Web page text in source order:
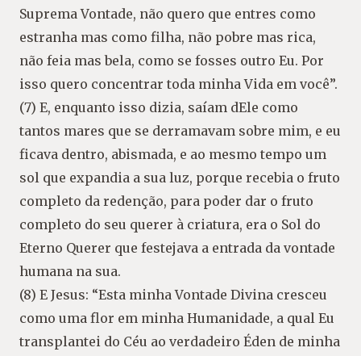
Suprema Vontade, não quero que entres como
estranha mas como filha, não pobre mas rica,
não feia mas bela, como se fosses outro Eu. Por
isso quero concentrar toda minha Vida em você”.
(7) E, enquanto isso dizia, saíam dEle como
tantos mares que se derramavam sobre mim, e eu
ficava dentro, abismada, e ao mesmo tempo um
sol que expandia a sua luz, porque recebia o fruto
completo da redenção, para poder dar o fruto
completo do seu querer à criatura, era o Sol do
Eterno Querer que festejava a entrada da vontade
humana na sua.
(8) E Jesus: “Esta minha Vontade Divina cresceu
como uma flor em minha Humanidade, a qual Eu
transplantei do Céu ao verdadeiro Éden de minha